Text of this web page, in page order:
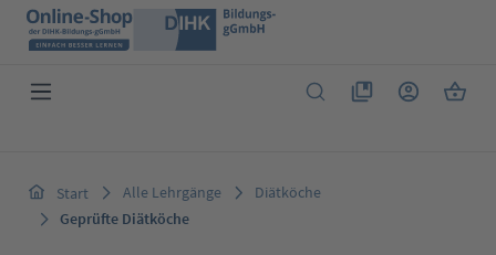
Zum Hauptinhalt springen
Du hast 0 Produkte
Start Alle Lehrgänge
Diätköche
Geprüfte Diätköche